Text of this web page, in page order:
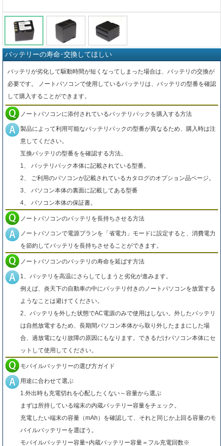
バッテリーの寿命･交換してほしい
バッテリが劣化して駆動時間が短くなってしまった場合は、バッテリの交換が
必要です。 ノートパソコンで使用しているバッテリは、バッテリの型番を確認
して購入することができます。
ノートパソコンに添付されているバッテリパックを購入する方法
製品によって利用可能なバッテリパックの型番が異なるため、購入時は注
意してください。
互換バッテリの型番をを確認する方法。
1、 バッテリパック本体に記載されている型番。
2、 ご利用のパソコンが記載されているカタログのオプション品ページ。
3、 パソコン本体の裏面に記載してある型番
4、 パソコン本体の保証書。
ノートパソコンのバッテリを長持ちさせる方法
ノートパソコンで電源プランを「省電力」モードに設定すると、消費電力
を節約してバッテリを長持ちさせることができます。
ノートパソコンのバッテリの寿命を延ばす方法
1、バッテリを高温にさらしてしまうと劣化が進みます。
例えば、炎天下の自動車の中にバッテリ付きのノートパソコンを放置する
ようなことは避けてください。
2、バッテリを外した状態でAC電源のみで使用はしない。外したバッテリ
は自然放電するため、長期間パソコン本体から取り外したままにした場
合、過放電になり故障の原因にもなります。できるだけパソコン本体にセ
ットして使用してください。
モバイルバッテリーの選び方ガイド
用途に合わせて選ぶ
1.外出時も充電切れを心配したくない～容量から選ぶ
まずは所持している端末の内蔵バッテリー容量をチェック。
充電したい端末の容量（mAh）を確認して、それと同じか上回る容量のモ
バイルバッテリーを選ぼう。
モバイルバッテリー容量÷内蔵バッテリー容量＝フル充電回数※